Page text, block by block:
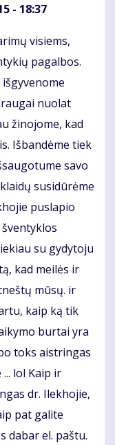
- 18:37
visiems,
pagalbos.
nuolat
žinojome, kad
Išbandėme tiek
savo
susidūrėme
puslapio
su gydytoju
kad meilės ir
mūsų. ir
kaip ką tik
burtai yra
toks aistringas
lol Kaip ir
dr. Ilekhojie,
pat galite
dabar el. paštu.